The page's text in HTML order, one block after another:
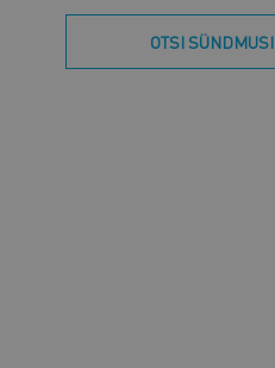
OTSI SÜNDMUSI